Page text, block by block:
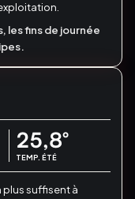
les fins de journée
25,8°
TEMP. ÉTÉ
plus suffisent à